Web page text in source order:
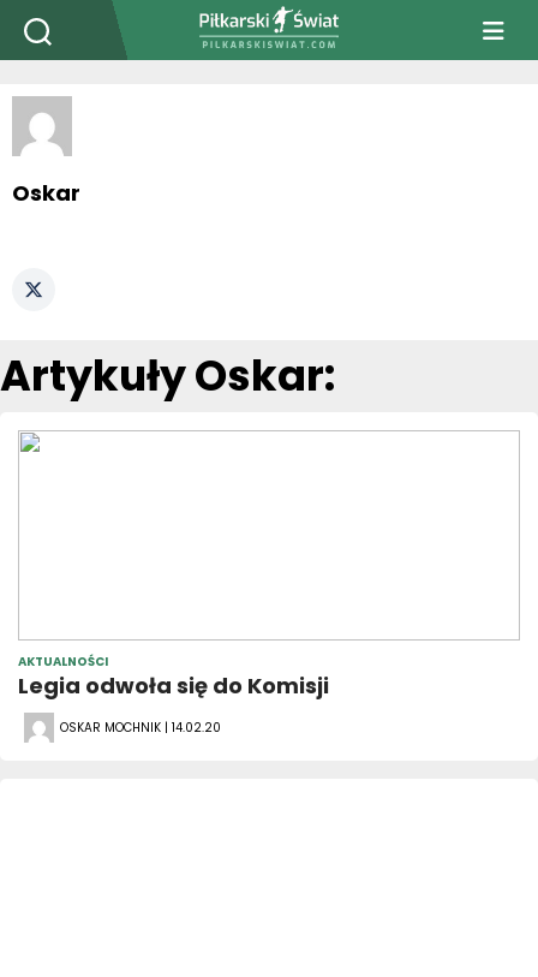
PiłkarskiSwiat.com
Oskar
Artykuły Oskar:
AKTUALNOŚCI
Legia odwoła się do Komisji
OSKAR MOCHNIK | 14.02.20